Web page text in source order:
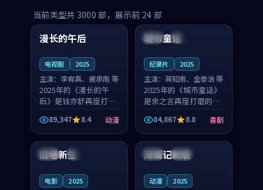
当前类型共 3000 部，展示前 24 部
中国 高分
99:16
漫长的午后
电视剧 2025
主演： 李宥真、谢承南 等
2025年的《漫长的午
后》是钱亦舒再度打磨
的动漫佳作。中国大陆
的取景与海岛日常的氛
围相互成就，李宥真与
谢承南的对手戏自然克
制，让整部影片在悬念
89,347 8.4 动漫
美国 院线
城市童话
纪录片 2025
主演： 蒋知南、金泰浩 等
2025年的《城市童话》
是余之言再度打磨的喜
剧佳作。美国的取景与
历史战争的氛围相互成
就，蒋知南与金泰浩的
对手戏自然克制，让整
部影片在悬念与温度
84,867 8.8 喜剧
英国 完结
旧巷新生
电影 2025
中国 独播
双城记新版
动漫 2025